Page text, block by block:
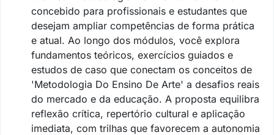
concebido para profissionais e estudantes que
desejam ampliar competências de forma prática
e atual. Ao longo dos módulos, você explora
fundamentos teóricos, exercícios guiados e
estudos de caso que conectam os conceitos de
'Metodologia Do Ensino De Arte' a desafios reais
do mercado e da educação. A proposta equilibra
reflexão crítica, repertório cultural e aplicação
imediata, com trilhas que favorecem a autonomia